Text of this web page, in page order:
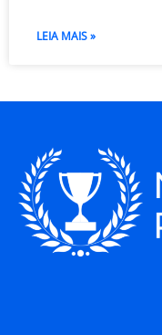
LEIA MAIS »